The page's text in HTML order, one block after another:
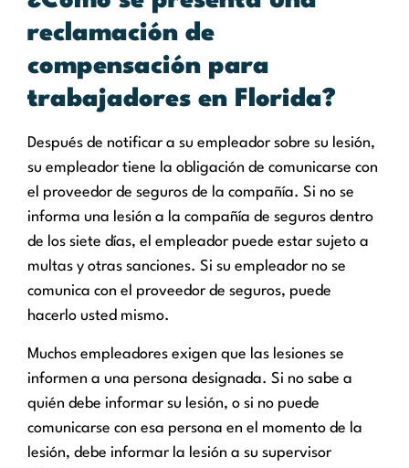
reclamación de
compensación para
trabajadores en Florida?
Después de notificar a su empleador sobre su lesión,
su empleador tiene la obligación de comunicarse con
el proveedor de seguros de la compañía. Si no se
informa una lesión a la compañía de seguros dentro
de los siete días, el empleador puede estar sujeto a
multas y otras sanciones. Si su empleador no se
comunica con el proveedor de seguros, puede
hacerlo usted mismo.
Muchos empleadores exigen que las lesiones se
informen a una persona designada. Si no sabe a
quién debe informar su lesión, o si no puede
comunicarse con esa persona en el momento de la
lesión, debe informar la lesión a su supervisor